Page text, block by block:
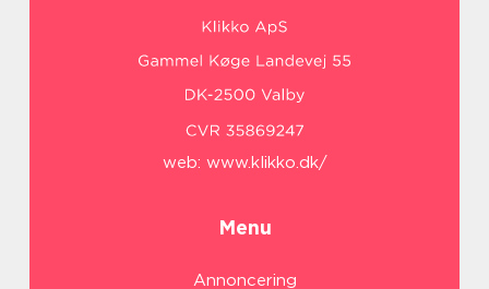
web: www.klikko.dk/
Menu
Annoncering